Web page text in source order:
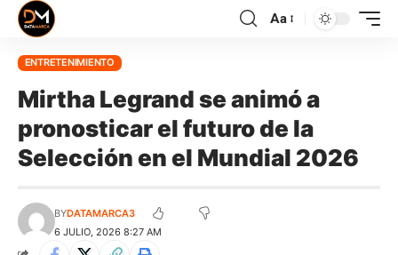
Aa
ENTRETENIMIENTO
Mirtha Legrand se animó a
pronosticar el futuro de la
Selección en el Mundial 2026
6 JULIO, 2026 8:27 AM
BYDATAMARCA3